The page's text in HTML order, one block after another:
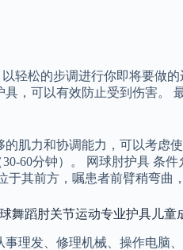
轻松的步调进行你即将要做
，可以有效防止受到伤害。
肌力和协调能力，可以考虑
60分钟）。 网球肘护具 条
其前方，嘱患者前臂稍弯曲
舞蹈肘关节运动专业护具儿童
理发、修理机械、操作电脑